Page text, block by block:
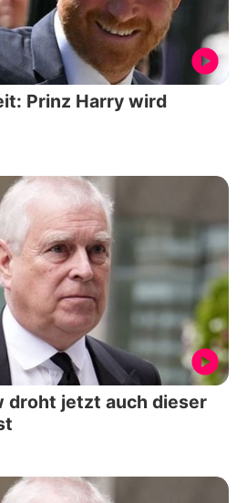
Prinz Harry wird
droht jetzt auch dieser